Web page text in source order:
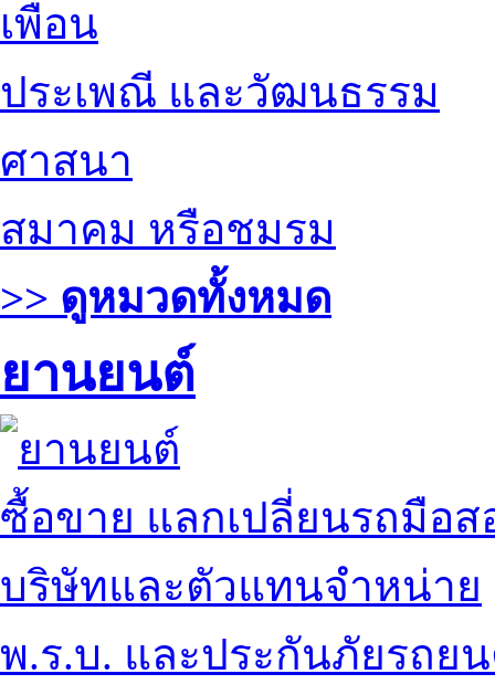
เพื่อน
ประเพณี และวัฒนธรรม
ศาสนา
สมาคม หรือชมรม
>> ดูหมวดทั้งหมด
ยานยนต์
ซื้อขาย แลกเปลี่ยนรถมือส
บริษัทและตัวแทนจำหน่าย
พ.ร.บ. และประกันภัยรถย